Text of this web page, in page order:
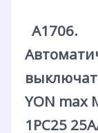
А1706.
YON max
1PC25